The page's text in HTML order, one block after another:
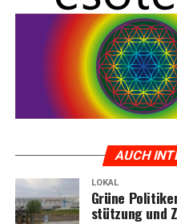
AUCH
LOKAL
Grü­ne
stüt­zung und